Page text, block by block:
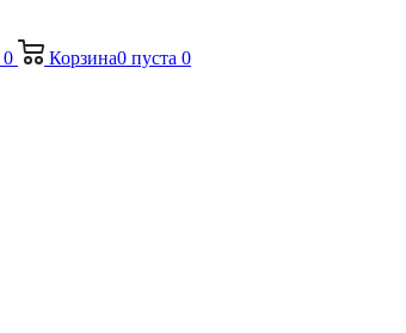
0 Корзина0 пуста 0